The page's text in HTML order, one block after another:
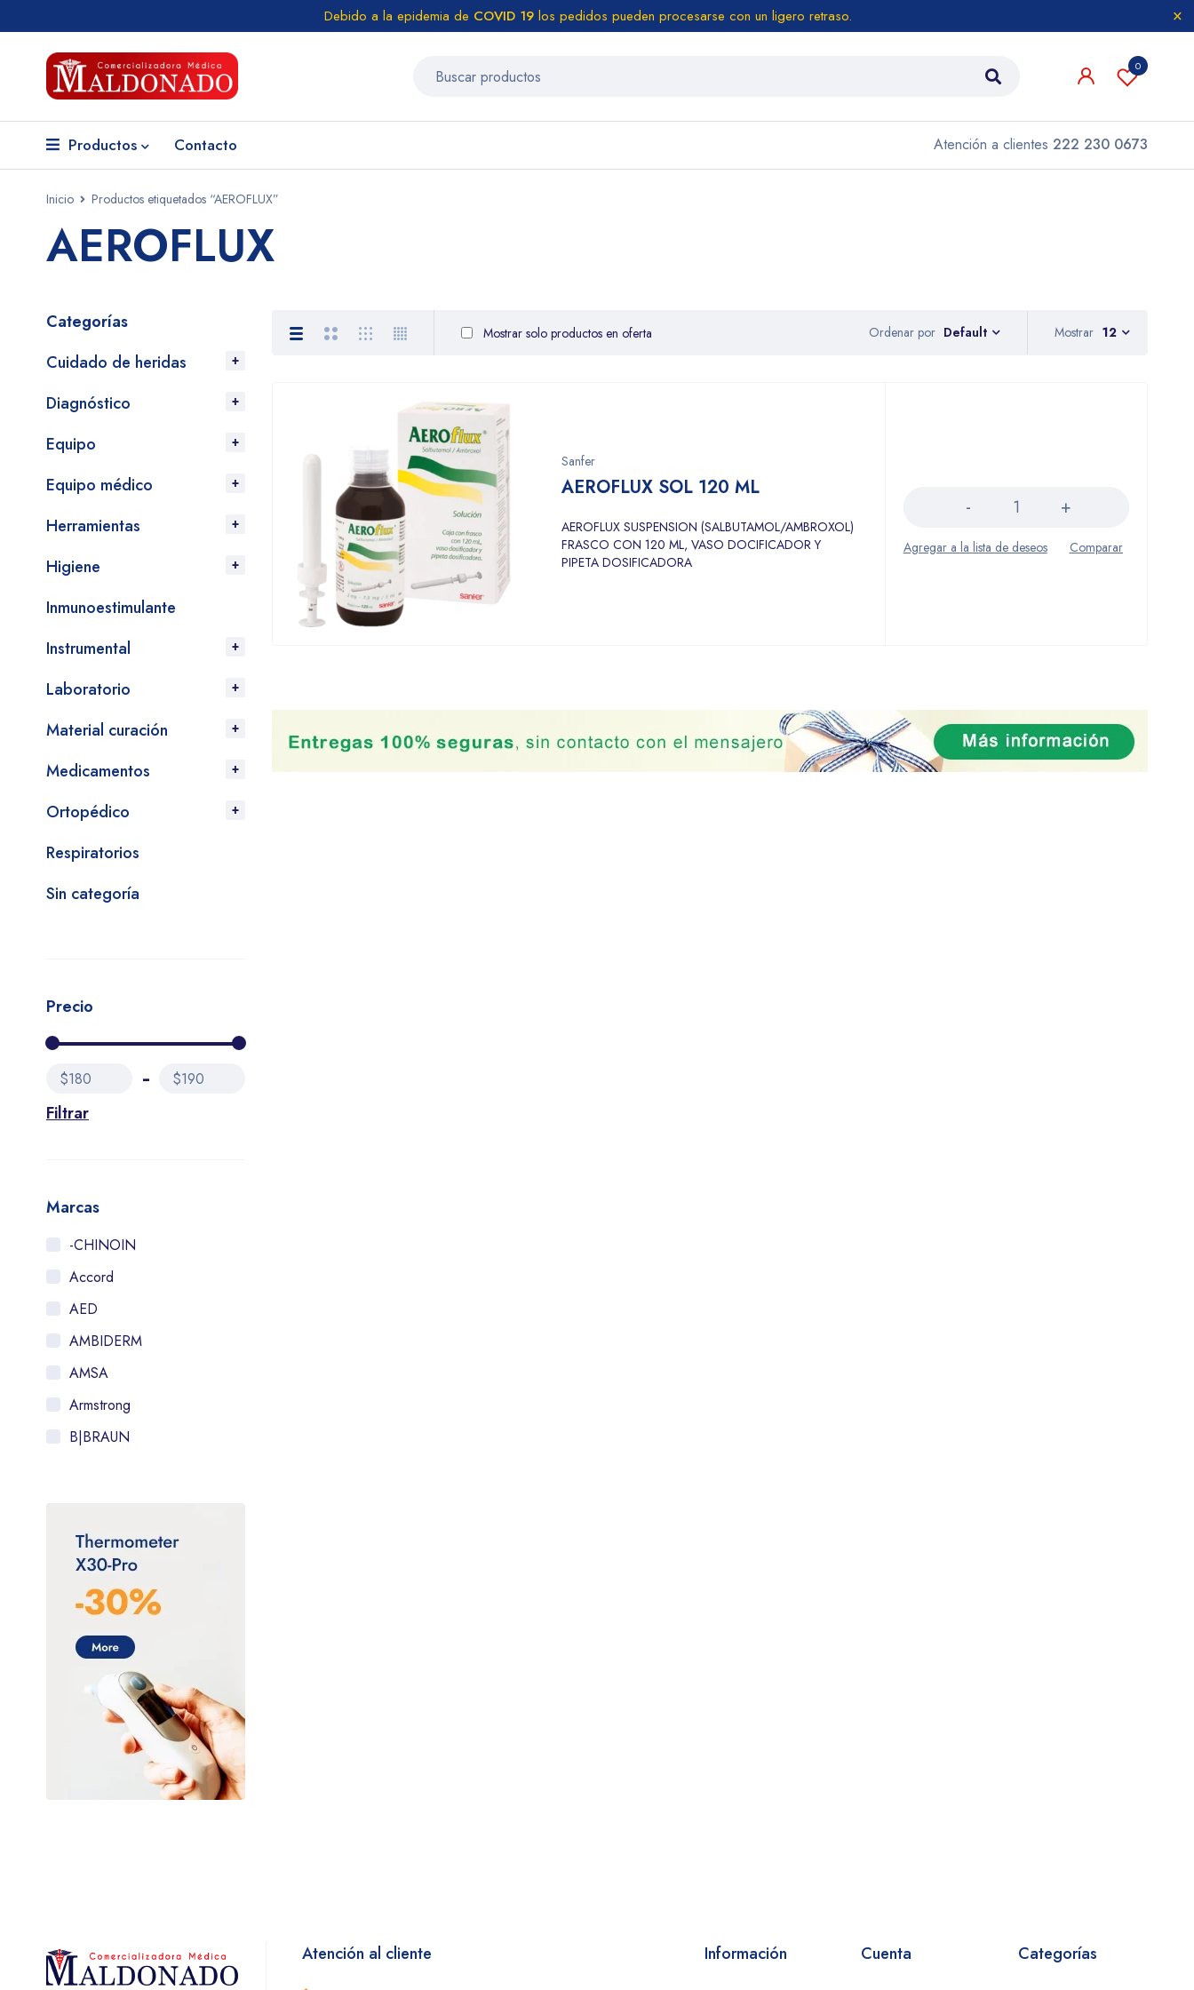
Debido a la epidemia de COVID 19 los pedidos pueden procesarse con un ligero retraso.
0
Productos Contacto Atención a clientes 222 230 0673
Inicio Productos etiquetados “AEROFLUX”
AEROFLUX
Categorías
Cuidado de heridas
Diagnóstico
Equipo
Equipo médico
Herramientas
Higiene
Inmunoestimulante
Instrumental
Laboratorio
Material curación
Medicamentos
Ortopédico
Respiratorios
Sin categoría
Precio
Filtrar
$180 $190
Marcas
-CHINOIN
Accord
AED
AMBIDERM
AMSA
Armstrong
B|BRAUN
Bruluagsa
Bruluart
Checkatek
CSL Behring
Dilon diagnostics
DL (Denti Lab)
Homecare
Instituto Bioclon
Ordenar por Default
Mostrar solo productos en oferta Mostrar 12
Sanfer
AEROFLUX SOL 120 ML
AEROFLUX SUSPENSION (SALBUTAMOL/AMBROXOL)
FRASCO CON 120 ML, VASO DOCIFICADOR Y
PIPETA DOSIFICADORA
Atención al cliente Información Cuenta Categorías